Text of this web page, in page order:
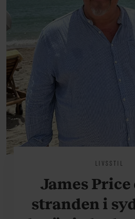
LIVSSTIL
James
stranden i